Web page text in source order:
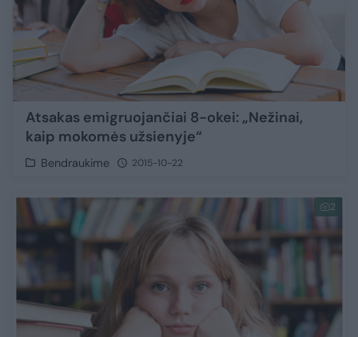
Atsakas emigruojančiai 8-okei: „Nežinai,
kaip mokomės užsienyje“
Bendraukime 2015-10-22
2